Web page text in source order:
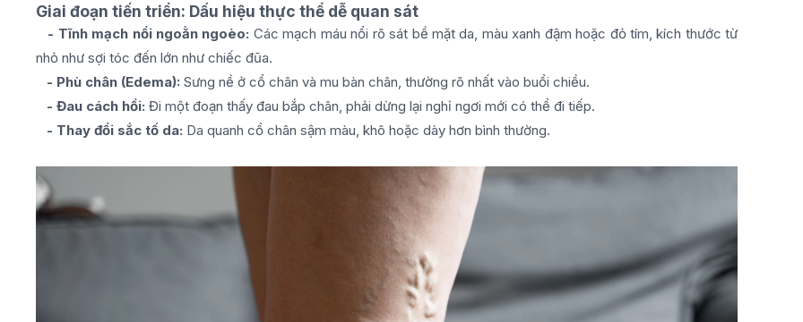
Giai đoạn tiến triển: Dấu hiệu thực thể dễ quan sát
- Tĩnh mạch nổi ngoằn ngoèo: Các mạch máu nổi rõ sát bề mặt da, màu xanh đậm hoặc đỏ tím, kích thước từ
nhỏ như sợi tóc đến lớn như chiếc đũa.
- Phù chân (Edema): Sưng nề ở cổ chân và mu bàn chân, thường rõ nhất vào buổi chiều.
- Đau cách hồi: Đi một đoạn thấy đau bắp chân, phải dừng lại nghỉ ngơi mới có thể đi tiếp.
- Thay đổi sắc tố da: Da quanh cổ chân sậm màu, khô hoặc dày hơn bình thường.